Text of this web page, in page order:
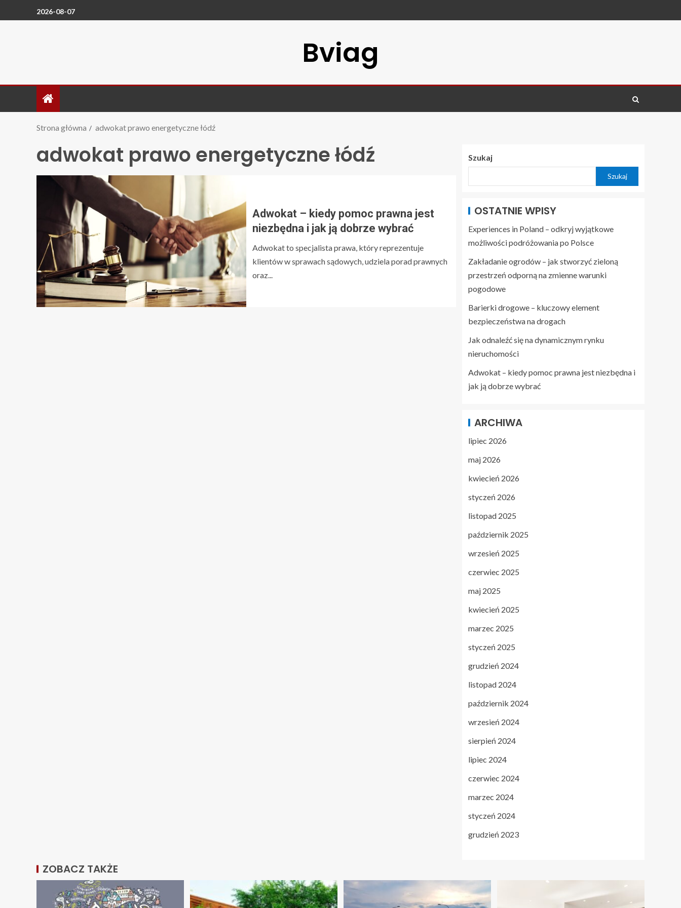
2026-08-07
Bviag
Strona główna adwokat prawo energetyczne łódź
adwokat prawo energetyczne łódź
Adwokat – kiedy pomoc prawna jest
niezbędna i jak ją dobrze wybrać
Adwokat to specjalista prawa, który reprezentuje
klientów w sprawach sądowych, udziela porad prawnych
oraz...
Szukaj
Szukaj
OSTATNIE WPISY
Experiences in Poland – odkryj wyjątkowe
możliwości podróżowania po Polsce
Zakładanie ogrodów – jak stworzyć zieloną
przestrzeń odporną na zmienne warunki
pogodowe
Barierki drogowe – kluczowy element
bezpieczeństwa na drogach
Jak odnaleźć się na dynamicznym rynku
nieruchomości
Adwokat – kiedy pomoc prawna jest niezbędna i
jak ją dobrze wybrać
ARCHIWA
lipiec 2026
maj 2026
kwiecień 2026
styczeń 2026
listopad 2025
październik 2025
wrzesień 2025
czerwiec 2025
maj 2025
kwiecień 2025
marzec 2025
styczeń 2025
grudzień 2024
listopad 2024
październik 2024
wrzesień 2024
sierpień 2024
lipiec 2024
czerwiec 2024
marzec 2024
styczeń 2024
grudzień 2023
ZOBACZ TAKŻE